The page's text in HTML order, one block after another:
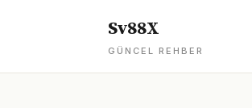
Sv88X
GÜNCEL REHBER